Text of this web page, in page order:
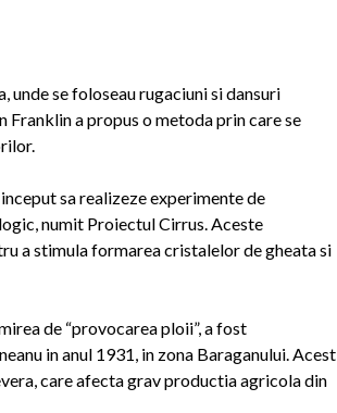
unde se foloseau rugaciuni si dansuri
Franklin a propus o metoda prin care se
sa realizeze experimente de
numit Proiectul Cirrus. Aceste
a stimula formarea cristalelor de gheata si
de “provocarea ploii”, a fost
in anul 1931, in zona Baraganului. Acest
care afecta grav productia agricola din